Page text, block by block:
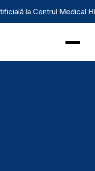
la Centrul Medical